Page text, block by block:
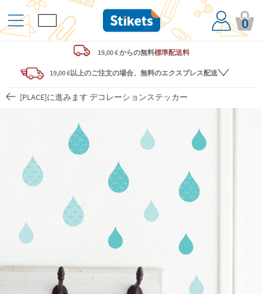
0
19,00 € からの無料標準配送料
19,00 €以上のご注文の場合、無料のエクスプレス配送
[PLACE]に進みます デコレーションステッカー